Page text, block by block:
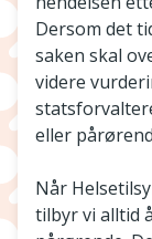
Dersom det
saken skal
videre
eller
Når
tilbyr vi alltid